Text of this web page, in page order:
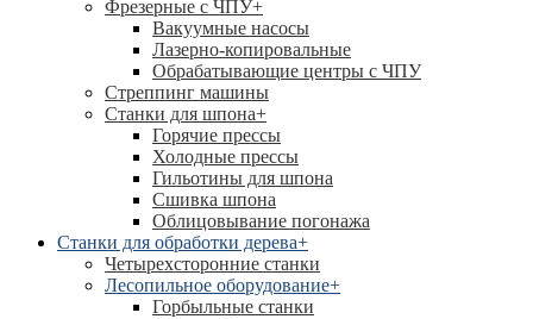
Фрезерные с ЧПУ+
Вакуумные насосы
Лазерно-копировальные
Обрабатывающие центры с ЧПУ
Стреппинг машины
Станки для шпона+
Горячие прессы
Холодные прессы
Гильотины для шпона
Сшивка шпона
Облицовывание погонажа
Станки для обработки дерева+
Четырехсторонние станки
Лесопильное оборудование+
Горбыльные станки